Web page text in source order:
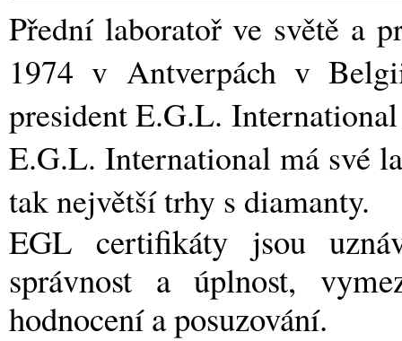
Přední laboratoř ve světě a
1974 v Antverpách v
president E.G.L.
E.G.L. International má své
tak největší trhy s diamanty.
EGL certifikáty jsou
správnost a úplnost,
hodnocení a posuzování.